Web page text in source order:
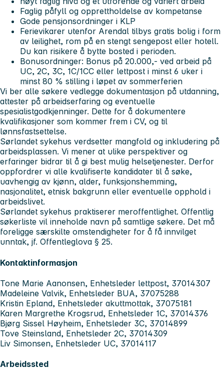
Faglig påfyll og opprettholdelse av kompetanse
Gode pensjonsordninger i KLP
Ferievikarer utenfor Arendal tilbys gratis bolig i form
av leilighet, rom på en stengt sengepost eller hotell.
Du kan risikere å bytte bosted i perioden.
Bonusordninger: Bonus på 20.000,- ved arbeid på
UC, 2C, 3C, 1C/1CC eller lettpost i minst 6 uker i
minst 80 % stilling i løpet av sommerferien
Vi ber alle søkere vedlegge dokumentasjon på utdanning,
attester på arbeidserfaring og eventuelle
spesialistgodkjenninger. Dette for å dokumentere
kvalifikasjoner som kommer frem i CV, og til
lønnsfastsettelse.
Sørlandet sykehus verdsetter mangfold og inkludering på
arbeidsplassen. Vi mener at ulike perspektiver og
erfaringer bidrar til å gi best mulig helsetjenester. Derfor
oppfordrer vi alle kvalifiserte kandidater til å søke,
uavhengig av kjønn, alder, funksjonshemming,
nasjonalitet, etnisk bakgrunn eller eventuelle opphold i
arbeidslivet.
Sørlandet sykehus praktiserer meroffentlighet. Offentlig
søkerliste vil inneholde navn på samtlige søkere. Det må
foreligge særskilte omstendigheter for å få innvilget
unntak, jf. Offentleglova § 25.
Kontaktinformasjon
Tone Marie Aanonsen, Enhetsleder lettpost, 37014307
Madeleine Valvik, Enhetsleder BUA, 37075288
Kristin Epland, Enhetsleder akuttmottak, 37075181
Karen Margrethe Krogsrud, Enhetsleder 1C, 37014376
Bjørg Sissel Høyheim, Enhetsleder 3C, 37014899
Tove Steinsland, Enhetsleder 2C, 37014309
Liv Simonsen, Enhetsleder UC, 37014117
Arbeidssted